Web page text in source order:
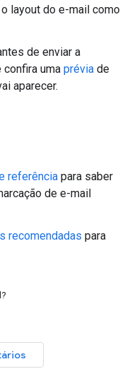
layout do e-mail como
de enviar a
confira uma prévia de
aparecer.
referência para saber
de e-mail
recomendadas para